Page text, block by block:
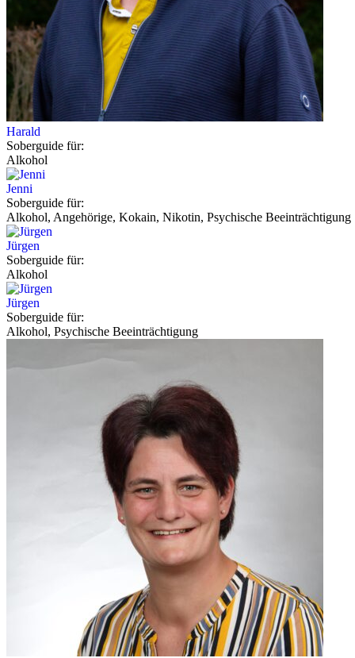
Harald
Soberguide für:
Alkohol
Jenni
Soberguide für:
Alkohol, Angehörige, Kokain, Nikotin, Psychische Beeinträchtigung
Jürgen
Soberguide für:
Alkohol
Jürgen
Soberguide für:
Alkohol, Psychische Beeinträchtigung